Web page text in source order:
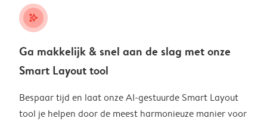
stars_plus
Ga makkelijk & snel aan de slag met onze
Smart Layout tool
Bespaar tijd en laat onze AI-gestuurde Smart Layout
tool je helpen door de meest harmonieuze manier voor